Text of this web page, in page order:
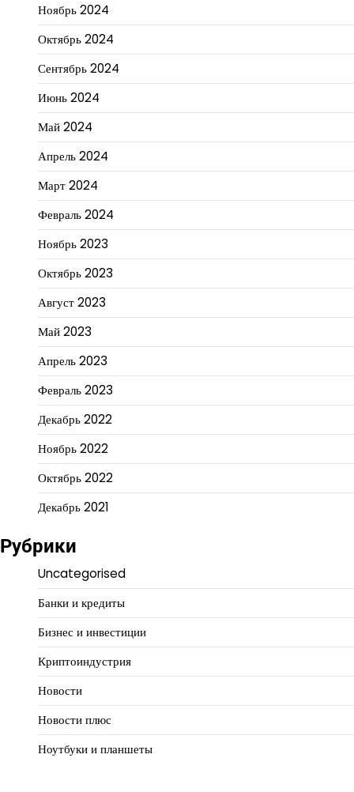
Ноябрь 2024
Октябрь 2024
Сентябрь 2024
Июнь 2024
Май 2024
Апрель 2024
Март 2024
Февраль 2024
Ноябрь 2023
Октябрь 2023
Август 2023
Май 2023
Апрель 2023
Февраль 2023
Декабрь 2022
Ноябрь 2022
Октябрь 2022
Декабрь 2021
Рубрики
Uncategorised
Банки и кредиты
Бизнес и инвестиции
Криптоиндустрия
Новости
Новости плюс
Ноутбуки и планшеты